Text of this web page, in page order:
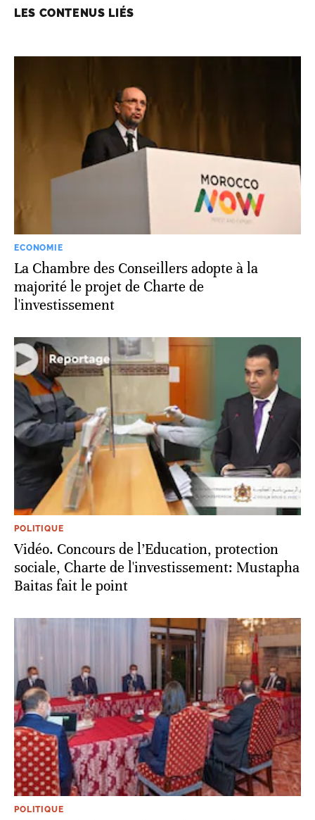
LES CONTENUS LIÉS
ECONOMIE
La Chambre des Conseillers adopte à la
majorité le projet de Charte de
l'investissement
POLITIQUE
Vidéo. Concours de l’Education, protection
sociale, Charte de l'investissement: Mustapha
Baitas fait le point
POLITIQUE